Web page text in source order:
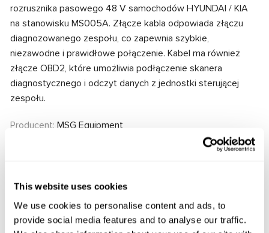
This website uses cookies
We use cookies to personalise content and ads, to
provide social media features and to analyse our traffic.
rozrusznika pasowego 48 V samochodów HYUNDAI / KIA
na stanowisku MS005A. Złącze kabla odpowiada złączu
diagnozowanego zespołu, co zapewnia szybkie,
niezawodne i prawidłowe połączenie. Kabel ma również
złącze OBD2, które umożliwia podłączenie skanera
diagnostycznego i odczyt danych z jednostki sterującej
zespołu.
Producent: MSG Equipment
Zapytaj o cenę
OEM